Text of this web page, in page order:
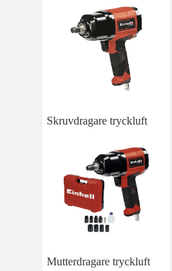
Skruvdragare tryckluft
Mutterdragare tryckluft